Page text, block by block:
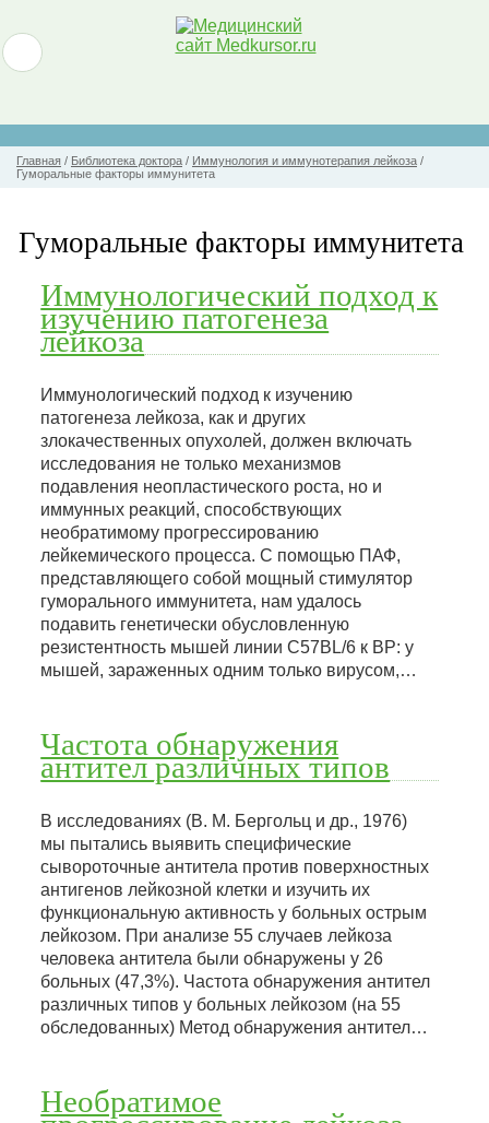
Главная / Библиотека доктора / Иммунология и иммунотерапия лейкоза /
Гуморальные факторы иммунитета
Гуморальные факторы иммунитета
Иммунологический подход к
изучению патогенеза
лейкоза
Иммунологический подход к изучению
патогенеза лейкоза, как и других
злокачественных опухолей, должен включать
исследования не только механизмов
подавления неопластического роста, но и
иммунных реакций, способствующих
необратимому прогрессированию
лейкемического процесса. С помощью ПАФ,
представляющего собой мощный стимулятор
гуморального иммунитета, нам удалось
подавить генетически обусловленную
резистентность мышей линии C57BL/6 к BP: у
мышей, зараженных одним только вирусом,…
Частота обнаружения
антител различных типов
В исследованиях (В. М. Бергольц и др., 1976)
мы пытались выявить специфические
сывороточные антитела против поверхностных
антигенов лейкозной клетки и изучить их
функциональную активность у больных острым
лейкозом. При анализе 55 случаев лейкоза
человека антитела были обнаружены у 26
больных (47,3%). Частота обнаружения антител
различных типов у больных лейкозом (на 55
обследованных) Метод обнаружения антител…
Необратимое